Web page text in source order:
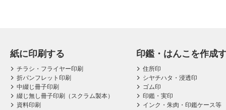
紙に印刷する
チラシ・フライヤー印刷
折パンフレット印刷
中綴じ冊子印刷
綴じ無し冊子印刷（スクラム製本）
資料印刷
印鑑・はんこを作成
住所印
シヤチハタ・浸透印
ゴム印
印鑑・実印
インク・朱肉・印鑑ケース等